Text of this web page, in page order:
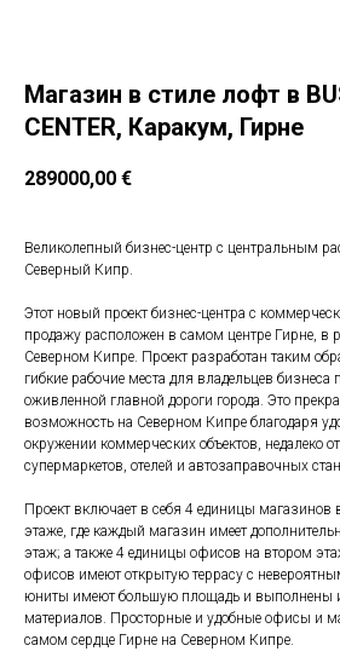
Магазин в стиле лофт в
CENTER, Каракум, Гирне
289000,00 €
Великолепный бизнес-центр с центральным
Северный Кипр.
Этот новый проект бизнес-центра с
продажу расположен в самом центре Гирне, в
Северном Кипре. Проект разработан таким
гибкие рабочие места для владельцев
оживленной главной дороги города. Это
возможность на Северном Кипре благодаря
окружении коммерческих объектов, недалеко
супермаркетов, отелей и автозаправочных
Проект включает в себя 4 единицы магазинов
этаже, где каждый магазин имеет
этаж; а также 4 единицы офисов на втором
офисов имеют открытую террасу с
юниты имеют большую площадь и выполнены
материалов. Просторные и удобные офисы и
самом сердце Гирне на Северном Кипре.